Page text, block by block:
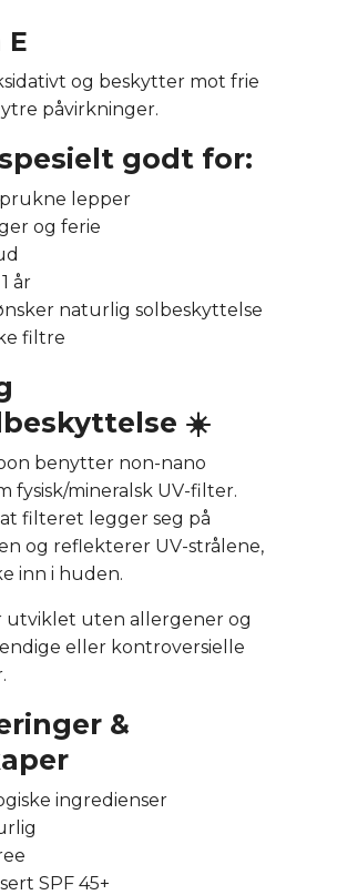
og beskytter mot frie
påvirkninger.
godt for:
lepper
og ferie
år
naturlig solbeskyttelse
filtre
☀️
benytter non-nano
fysisk/mineralsk UV-filter.
filteret legger seg på
og reflekterer UV-strålene,
inn i huden.
utviklet uten allergener og
eller kontroversielle
&
ingredienser
SPF 45+